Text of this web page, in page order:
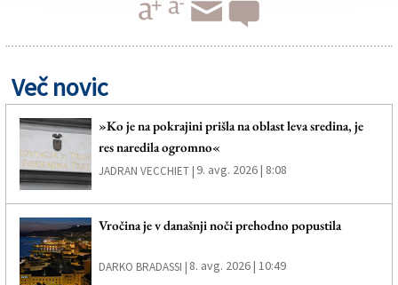
Več novic
»Ko je na pokrajini prišla na oblast leva sredina, je
res naredila ogromno«
JADRAN VECCHIET | 9. avg. 2026 | 8:08
Vročina je v današnji noči prehodno popustila
DARKO BRADASSI | 8. avg. 2026 | 10:49